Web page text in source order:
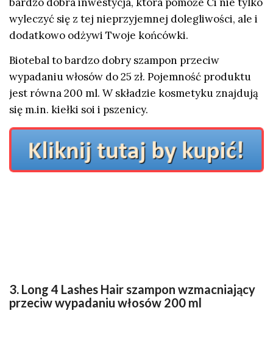
wyleczyć się z tej nieprzyjemnej dolegliwości, ale i
dodatkowo odżywi Twoje końcówki.
Biotebal to bardzo dobry szampon przeciw
wypadaniu włosów do 25 zł. Pojemność produktu
jest równa 200 ml. W składzie kosmetyku znajdują
się m.in. kiełki soi i pszenicy.
3. Long 4 Lashes Hair szampon wzmacniający
przeciw wypadaniu włosów 200 ml